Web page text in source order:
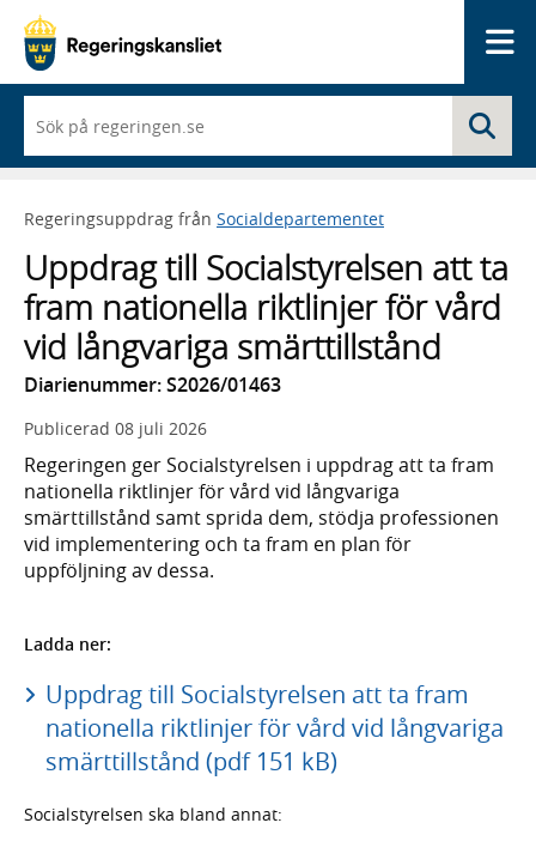
du
börjar
skriva
framträder
lista
med
sökförslag
Regeringsuppdrag från Socialdepartementet
Uppdrag till Socialstyrelsen att ta
fram nationella riktlinjer för vård
vid långvariga smärttillstånd
Diarienummer: S2026/01463
Publicerad 08 juli 2026
Regeringen ger Socialstyrelsen i uppdrag att ta fram
nationella riktlinjer för vård vid långvariga
smärttillstånd samt sprida dem, stödja professionen
vid implementering och ta fram en plan för
uppföljning av dessa.
Ladda ner:
Uppdrag till Socialstyrelsen att ta fram
nationella riktlinjer för vård vid långvariga
smärttillstånd (pdf 151 kB)
Socialstyrelsen ska bland annat: